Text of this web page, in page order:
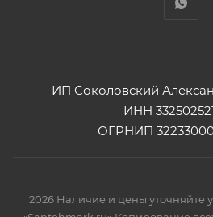
ИП Соколовский
ИНН
ОГРНИП
2026 Наличие и цены уточняйте